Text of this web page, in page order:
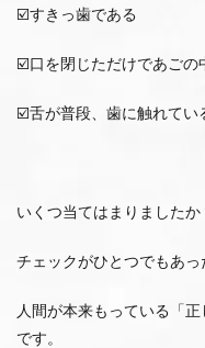
☑️すきっ歯である
☑️口を閉じただけであごの
☑️舌が普段、歯に触れてい
いくつ当てはまりましたか
チェックがひとつでもあっ
人間が本来もっている「
です。